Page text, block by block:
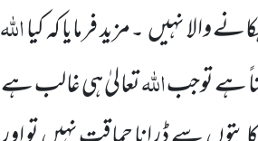
والا نہیں۔مزید فرمایا کہ کیااللہ
ہے توجباللہتعالیٰ ہی غالب ہے